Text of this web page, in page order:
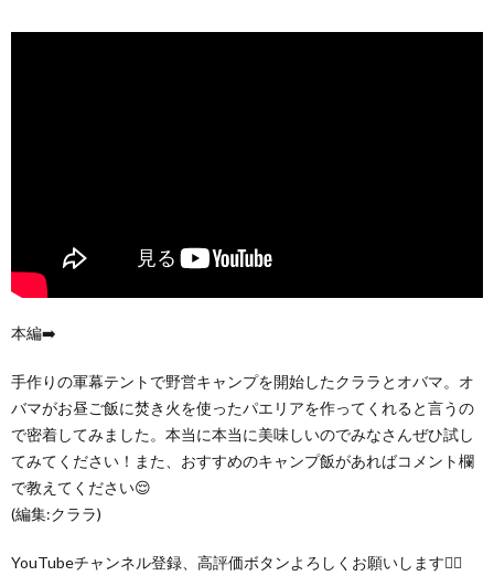
本編➡️
手作りの軍幕テントで野営キャンプを開始したクララとオバマ。オ
バマがお昼ご飯に焚き火を使ったパエリアを作ってくれると言うの
で密着してみました。本当に本当に美味しいのでみなさんぜひ試し
てみてください！また、おすすめのキャンプ飯があればコメント欄
で教えてください😌
(編集:クララ)
YouTubeチャンネル登録、高評価ボタンよろしくお願いします🙇‍♂️